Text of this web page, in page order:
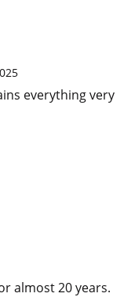
everything very
almost 20 years.